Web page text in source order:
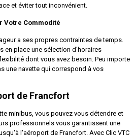
et éviter tout inconvénient.
Votre Commodité
a ses propres contraintes de temps.
en place une sélection d'horaires
dont vous avez besoin. Peu importe
une navette qui correspond à vos
de Francfort
minibus, vous pouvez vous détendre et
professionnels vous garantissent une
l'aéroport de Francfort. Avec Clic VTC